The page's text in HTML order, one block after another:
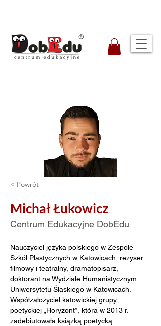
< Powrót
Michał Łukowicz
Centrum Edukacyjne DobEdu
Nauczyciel języka polskiego w Zespole
Szkół Plastycznych w Katowicach, reżyser
filmowy i teatralny, dramatopisarz,
doktorant na Wydziale Humanistycznym
Uniwersytetu Śląskiego w Katowicach.
Współzałożyciel katowickiej grupy
poetyckiej „Horyzont”, która w 2013 r.
zadebiutowała książką poetycką